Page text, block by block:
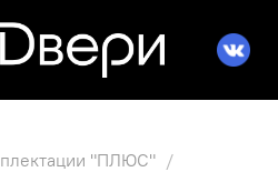
"ПЛЮС"